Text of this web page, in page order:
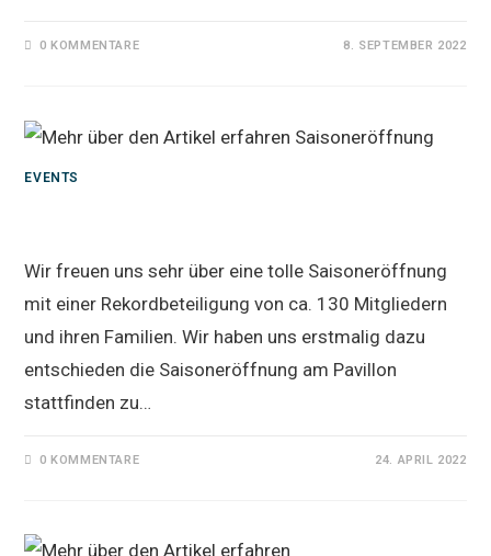
0 KOMMENTARE 8. SEPTEMBER 2022
EVENTS
Wir freuen uns sehr über eine tolle Saisoneröffnung
mit einer Rekordbeteiligung von ca. 130 Mitgliedern
und ihren Familien. Wir haben uns erstmalig dazu
entschieden die Saisoneröffnung am Pavillon
stattfinden zu…
0 KOMMENTARE 24. APRIL 2022